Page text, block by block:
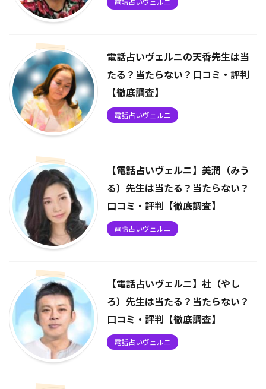
電話占いヴェルニの天香先生は当
たる？当たらない？口コミ・評判
【徹底調査】
電話占いヴェルニ
【電話占いヴェルニ】美潤（みう
る）先生は当たる？当たらない？
口コミ・評判【徹底調査】
電話占いヴェルニ
【電話占いヴェルニ】社（やし
ろ）先生は当たる？当たらない？
口コミ・評判【徹底調査】
電話占いヴェルニ